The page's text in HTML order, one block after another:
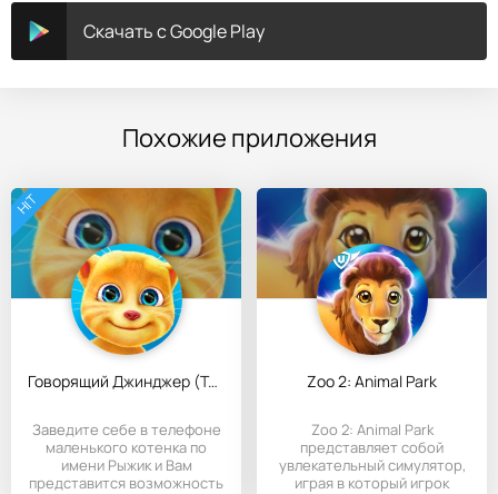
Скачать с Google Play
Похожие приложения
Говорящий Джинджер (Talking Ginger)
Заведите себе в телефоне
маленького котенка по
имени Рыжик и Вам
представится возможность
HIT
Zoo 2: Animal Park
Zoo 2: Animal Park
представляет собой
увлекательный симулятор,
играя в который игрок